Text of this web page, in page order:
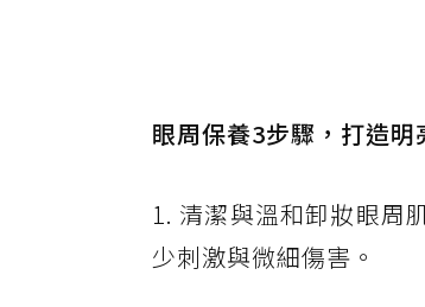
眼周保養3步驟，打造明
1. 清潔與溫和卸妝眼周
少刺激與微細傷害。